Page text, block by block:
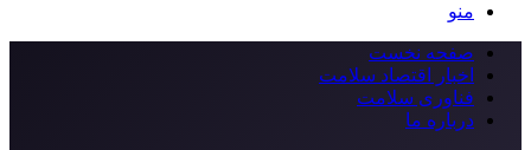
منو
صفحه نخست
اخبار اقتصاد سلامت
فناوری سلامت
درباره ما